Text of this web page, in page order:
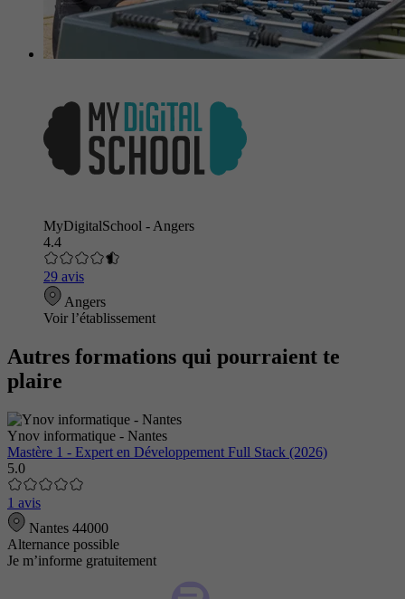
MyDigitalSchool - Angers
4.4
29 avis
Angers
Voir l’établissement
Autres formations qui pourraient te
plaire
Ynov informatique - Nantes
Mastère 1 - Expert en Développement Full Stack (2026)
5.0
1 avis
Nantes 44000
Alternance possible
Je m’informe gratuitement